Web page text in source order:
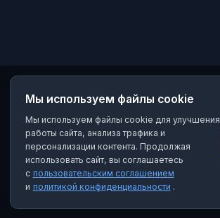
Мы используем файлы cookie
Мы используем файлы cookie для улучшения
работы сайта, анализа трафика и
персонализации контента. Продолжая
использовать сайт, вы соглашаетесь
с пользовательским соглашением
и политикой конфиденциальности .